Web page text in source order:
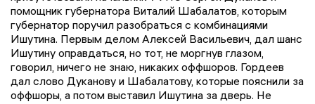
помощник губернатора Виталий Шабалатов, которым
губернатор поручил разобраться с комбинациями
Ишутина. Первым делом Алексей Васильевич, дал шанс
Ишутину оправдаться, но тот, не моргнув глазом,
говорил, ничего не знаю, никаких оффшоров. Гордеев
дал слово Дуканову и Шабалатову, которые пояснили за
оффшоры, а потом выставил Ишутина за дверь. Не